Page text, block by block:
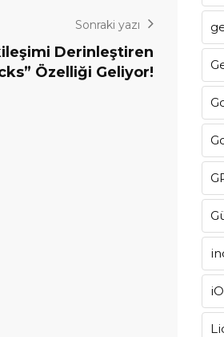
Sonraki yazı
Derinleştiren
Özelliği Geliyor!